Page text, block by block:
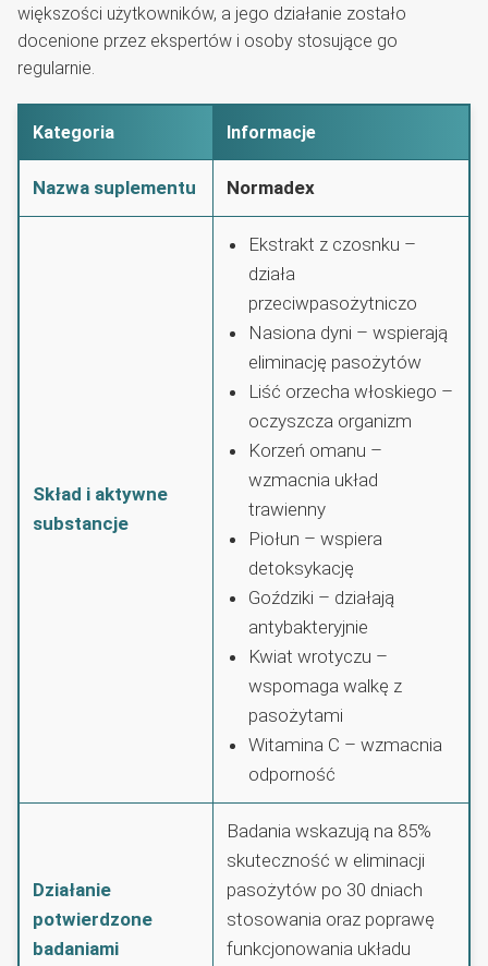
większości użytkowników, a jego działanie zostało
docenione przez ekspertów i osoby stosujące go
regularnie.
Kategoria Informacje
Nazwa suplementu Normadex
Skład i aktywne
substancje
Ekstrakt z czosnku –
działa
przeciwpasożytniczo
Nasiona dyni – wspierają
eliminację pasożytów
Liść orzecha włoskiego –
oczyszcza organizm
Korzeń omanu –
wzmacnia układ
trawienny
Piołun – wspiera
detoksykację
Goździki – działają
antybakteryjnie
Kwiat wrotyczu –
wspomaga walkę z
pasożytami
Witamina C – wzmacnia
odporność
Działanie
potwierdzone
badaniami
Badania wskazują na 85%
skuteczność w eliminacji
pasożytów po 30 dniach
stosowania oraz poprawę
funkcjonowania układu